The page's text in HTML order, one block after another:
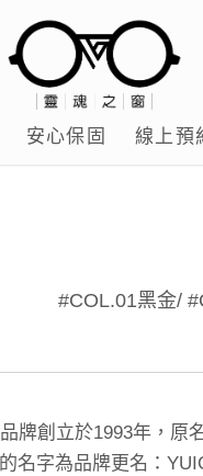
安心保固 線上預
#COL.01黑金/
品牌創立於1993年，原
的名字為品牌更名：